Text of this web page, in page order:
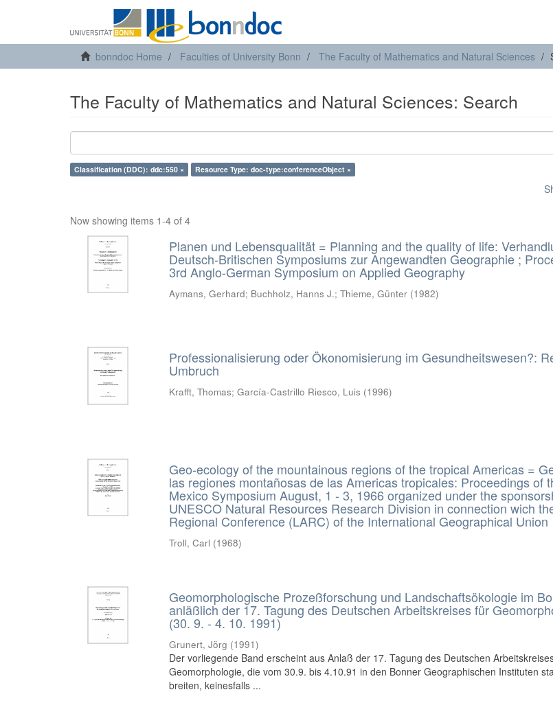
bonndoc Home Faculties of University Bonn The Faculty of Mathematics and Natural Sciences
The Faculty of Mathematics and Natural Sciences: Search
Classification (DDC): ddc:550 × Resource Type: doc-type:conferenceObject ×
Now showing items 1-4 of 4
Planen und Lebensqualität = Planning and the quality of life:
Deutsch-Britischen Symposiums zur Angewandten Geographie ;
3rd Anglo-German Symposium on Applied Geography
Aymans, Gerhard; Buchholz, Hanns J.; Thieme, Günter (1982)
Professionalisierung oder Ökonomisierung im Gesundheitswesen?:
Umbruch
Krafft, Thomas; García-Castrillo Riesco, Luis (1996)
Geo-ecology of the mountainous regions of the tropical Americas =
las regiones montañosas de las Americas tropicales: Proceedings of
Mexico Symposium August, 1 - 3, 1966 organized under the
UNESCO Natural Resources Research Division in connection wich
Regional Conference (LARC) of the International Geographical Union
Troll, Carl (1968)
Geomorphologische Prozeßforschung und Landschaftsökologie im
anläßlich der 17. Tagung des Deutschen Arbeitskreises für
(30. 9. - 4. 10. 1991)
Grunert, Jörg (1991)
Der vorliegende Band erscheint aus Anlaß der 17. Tagung des Deutschen
Geomorphologie, die vom 30.9. bis 4.10.91 in den Bonner Geographischen Instituten
breiten, keinesfalls ...